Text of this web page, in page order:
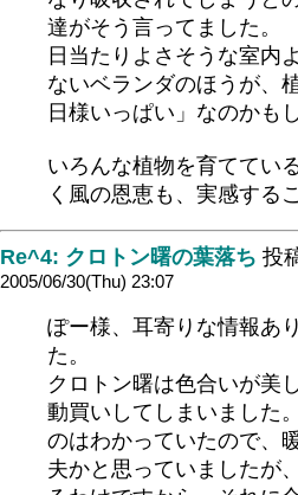
達がそう言ってました。
日当たりよさそうな室内
ないベランダのほうが、
日様いっぱい」なのかも
いろんな植物を育ててい
く風の恩恵も、実感する
Re^4: クロトン曙の葉落ち 投
2005/06/30(Thu) 23:07
ぽー様、耳寄りな情報あ
た。
クロトン曙は色合いが美
動買いしてしまいました
のはわかっていたので、
夫かと思っていましたが